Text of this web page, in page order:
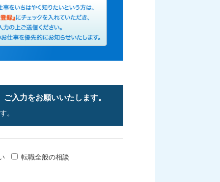
入力をお願いいたします。
。
転職全般の相談